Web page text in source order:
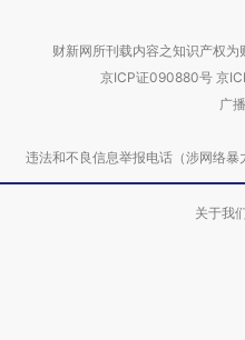
财新网所刊载内容之知识产权
京ICP证090880号 京
广
违法和不良信息举报电话（涉网络
关于我